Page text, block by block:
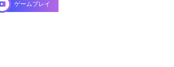
ゲームプレイ